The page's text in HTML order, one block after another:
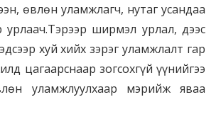
өвлөн уламжлагч, нутаг усандаа
урлаач.Тэрээр ширмэл урлал, дээс
хуй хийх зэрэг уламжлалт гар
цагаарснаар зогсохгүй үүнийгээ
уламжлуулхаар мэрийж яваа